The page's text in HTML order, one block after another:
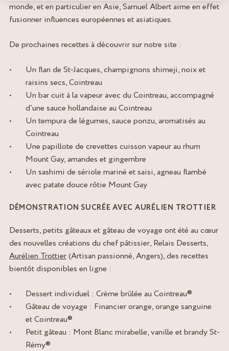
monde, et en particulier en Asie, Samuel Albert aime en effet
fusionner influences européennes et asiatiques.
De prochaines recettes à découvrir sur notre site :
Un flan de St-Jacques, champignons shimeji, noix et
raisins secs, Cointreau
Un bar cuit à la vapeur avec du Cointreau, accompagné
d’une sauce hollandaise au Cointreau
Un tempura de légumes, sauce ponzu, aromatisés au
Cointreau
Une papillote de crevettes cuisson vapeur au rhum
Mount Gay, amandes et gingembre
Un sashimi de sériole mariné et saisi, agneau flambé
avec patate douce rôtie Mount Gay
DÉMONSTRATION SUCRÉE AVEC AURÉLIEN TROTTIER
Desserts, petits gâteaux et gâteau de voyage ont été au cœur
des nouvelles créations du chef pâtissier, Relais Desserts,
Aurélien Trottier(Artisan passionné, Angers), des recettes
bientôt disponibles en ligne :
Dessert individuel : Crème brûlée au Cointreau®
Gâteau de voyage : Financier orange, orange sanguine
et Cointreau®
Petit gâteau : Mont Blanc mirabelle, vanille et brandy St-
Rémy®